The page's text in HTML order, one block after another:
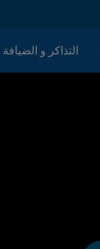
التذاكر و الضيافة